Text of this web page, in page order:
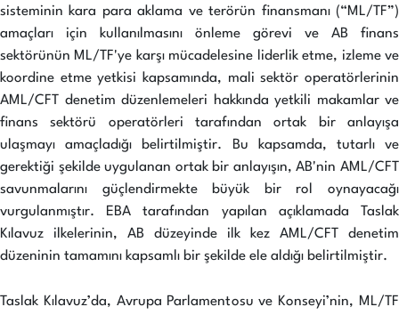
sisteminin kara para aklama ve terörün finansmanı (“ML/TF”)
amaçları için kullanılmasını önleme görevi ve AB finans
sektörünün ML/TF'ye karşı mücadelesine liderlik etme, izleme ve
koordine etme yetkisi kapsamında, mali sektör operatörlerinin
AML/CFT denetim düzenlemeleri hakkında yetkili makamlar ve
finans sektörü operatörleri tarafından ortak bir anlayışa
ulaşmayı amaçladığı belirtilmiştir. Bu kapsamda, tutarlı ve
gerektiği şekilde uygulanan ortak bir anlayışın, AB'nin AML/CFT
savunmalarını güçlendirmekte büyük bir rol oynayacağı
vurgulanmıştır. EBA tarafından yapılan açıklamada Taslak
Kılavuz ilkelerinin, AB düzeyinde ilk kez AML/CFT denetim
düzeninin tamamını kapsamlı bir şekilde ele aldığı belirtilmiştir.
Taslak Kılavuz’da, Avrupa Parlamentosu ve Konseyi’nin, ML/TF